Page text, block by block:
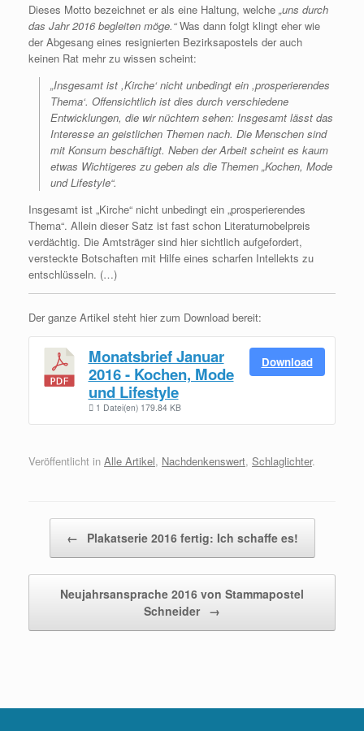
Dieses Motto bezeichnet er als eine Haltung, welche „uns durch
das Jahr 2016 begleiten möge.“Was dann folgt klingt eher wie
der Abgesang eines resignierten Bezirksapostels der auch
keinen Rat mehr zu wissen scheint:
„Insgesamt ist ,Kirche‘ nicht unbedingt ein ,prosperierendes
Thema‘. Offensichtlich ist dies durch verschiedene
Entwicklungen, die wir nüchtern sehen: Insgesamt lässt das
Interesse an geistlichen Themen nach. Die Menschen sind
mit Konsum beschäftigt. Neben der Arbeit scheint es kaum
etwas Wichtigeres zu geben als die Themen „Kochen, Mode
und Lifestyle“.
Insgesamt ist „Kirche“ nicht unbedingt ein „prosperierendes
Thema“. Allein dieser Satz ist fast schon Literaturnobelpreis
verdächtig. Die Amtsträger sind hier sichtlich aufgefordert,
versteckte Botschaften mit Hilfe eines scharfen Intellekts zu
entschlüsseln. (…)
Der ganze Artikel steht hier zum Download bereit:
Monatsbrief Januar
2016 - Kochen, Mode
und Lifestyle
1 Datei(en) 179.84 KB
Download
Veröffentlicht in Alle Artikel, Nachdenkenswert, Schlaglichter.
← Plakatserie 2016 fertig: Ich schaffe es!
Neujahrsansprache 2016 von Stammapostel
Schneider →